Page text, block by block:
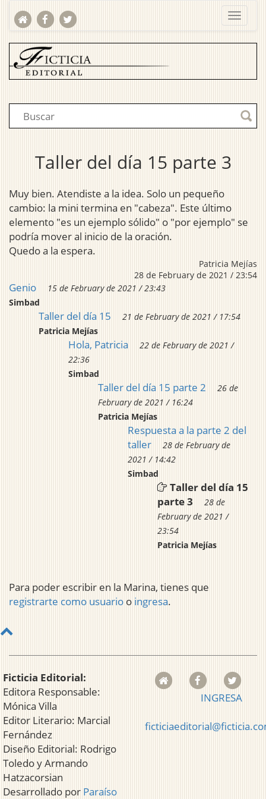
Taller del día 15 parte 3
Muy bien. Atendiste a la idea. Solo un pequeño
cambio: la mini termina en "cabeza". Este último
elemento "es un ejemplo sólido" o "por ejemplo" se
podría mover al inicio de la oración.
Quedo a la espera.
Patricia Mejías
28 de February de 2021 / 23:54
Genio
15 de February de 2021 / 23:43
Simbad
Taller del día 15
21 de February de 2021 / 17:54
Patricia Mejías
Hola, Patricia
22 de February de 2021 /
22:36
Simbad
Taller del día 15 parte 2
26 de
February de 2021 / 16:24
Patricia Mejías
Respuesta a la parte 2 del
taller
28 de February de
2021 / 14:42
Simbad
Taller del día 15
parte 3
28 de
February de 2021 /
23:54
Patricia Mejías
Para poder escribir en la Marina, tienes que
registrarte como usuario o ingresa.
Ficticia Editorial:
Editora Responsable:
Mónica Villa
Editor Literario: Marcial
Fernández
Diseño Editorial: Rodrigo
Toledo y Armando
Hatzacorsian
Desarrollado por Paraíso
INGRESA